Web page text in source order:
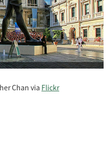
Chan via Flickr